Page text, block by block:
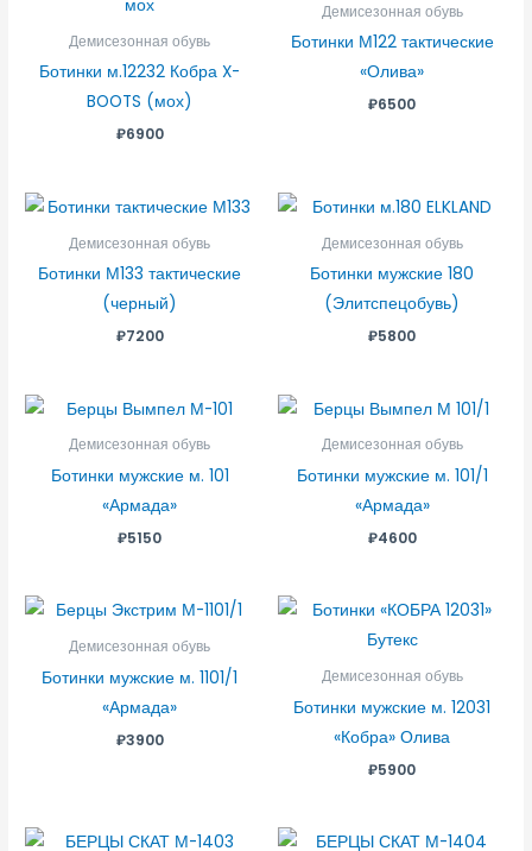
Демисезонная обувь
Ботинки м.12232 Кобра X-
BOOTS (мох)
₽6900
Демисезонная обувь
Ботинки М122 тактические
«Олива»
₽6500
Демисезонная обувь
Ботинки М133 тактические
(черный)
₽7200
Демисезонная обувь
Ботинки мужские 180
(Элитспецобувь)
₽5800
Демисезонная обувь
Ботинки мужские м. 101
«Армада»
₽5150
Демисезонная обувь
Ботинки мужские м. 101/1
«Армада»
₽4600
Демисезонная обувь
Ботинки мужские м. 1101/1
«Армада»
₽3900
Демисезонная обувь
Ботинки мужские м. 12031
«Кобра» Олива
₽5900